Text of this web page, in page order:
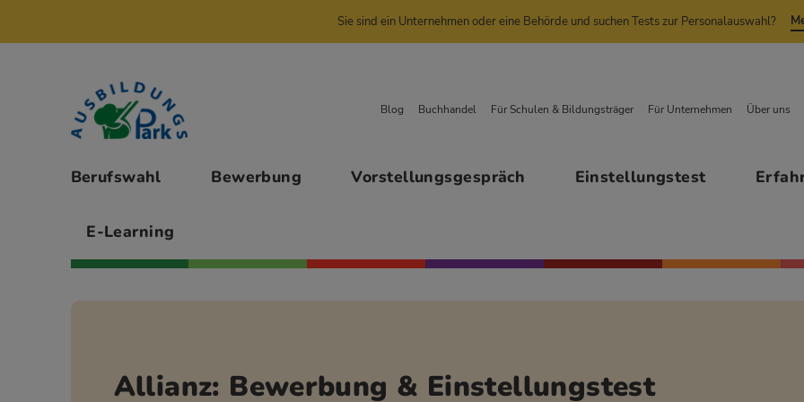
Sie sind ein Unternehmen oder eine Behörde und suchen Tests zur Personalauswahl?
Berufswahl Bewerbung Vorstellungsgespräch Einstellungstest
E-Learning
Blog Buchhandel Für Schulen & Bildungsträger Für Unternehmen Über uns
Allianz: Bewerbung & Einstellungstest